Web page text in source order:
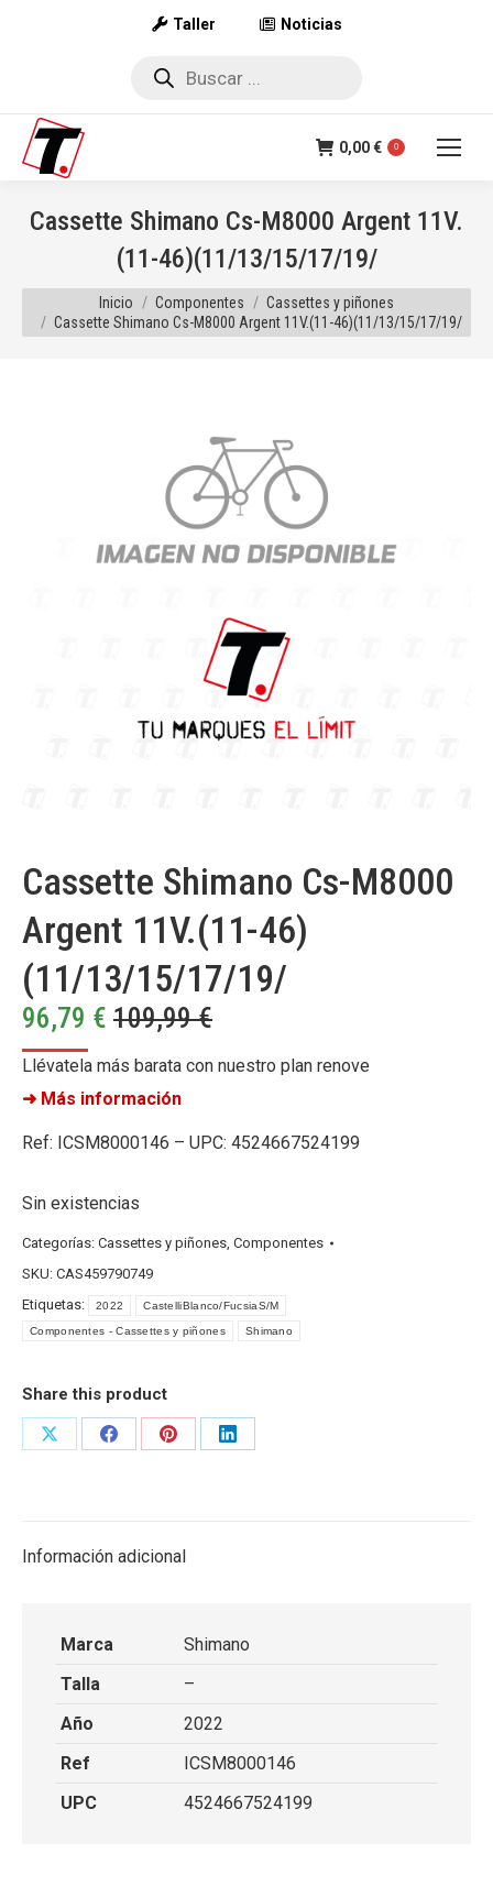
Taller Noticias
Búsqueda
0,00€ 0
Cassette Shimano Cs-M8000 Argent 11V.
(11-46)(11/13/15/17/19/
Estás aquí:
Inicio Componentes
Cassettes y piñones
Cassette Shimano Cs-M8000 Argent 11V.(11-46)(11/13/15/17/19/
Cassette Shimano Cs-M8000
Argent 11V.(11-46)
(11/13/15/17/19/
96,79 € 109,99€
Llévatela más barata con nuestro plan renove
➜ Más información
Ref: ICSM8000146 – UPC: 4524667524199
Sin existencias
Categorías: Cassettes y piñones, Componentes
SKU: CAS459790749
Etiquetas:
2022 CastelliBlanco/FucsiaS/M
Componentes - Cassettes y piñones Shimano
Share this product
Share
Share
Share
Share
Información adicional
Marca
Shimano
Talla
–
Año
2022
Ref
ICSM8000146
UPC
4524667524199